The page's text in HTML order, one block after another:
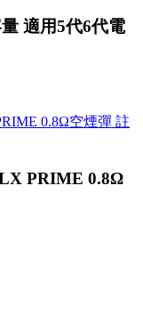
適用5代6代電
PRIME 0.8Ω